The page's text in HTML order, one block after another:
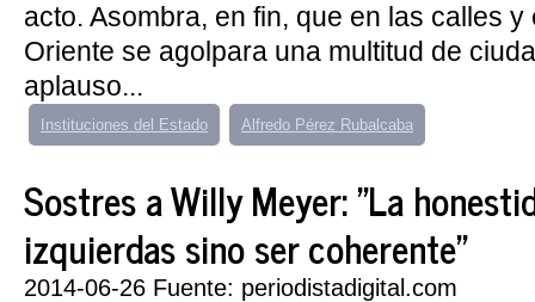
acto. Asombra, en fin, que en las calles y
Oriente se agolpara una multitud de
aplauso...
Instituciones del Estado Alfredo Pérez Rubalcaba
Sostres a Willy Meyer: "La
izquierdas sino ser coherente"
2014-06-26 Fuente: periodistadigital.com